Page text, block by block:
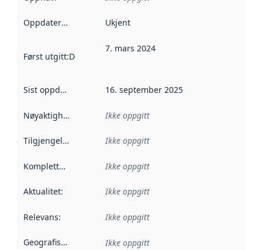
Oppdateringsfrekvens :
Ukjent
Først utgitt:Denne datoen sier når dataene i dette
7. mars 2024
Sist oppdatert 16. september 2025
Nøyaktighet Ikke oppgitt
Tilgjengelighet Ikke oppgitt
Kompletthet Ikke oppgitt
Aktualitet: Ikke oppgitt
Relevans: Ikke oppgitt
Geografisk avgrensning :
Ikke oppgitt